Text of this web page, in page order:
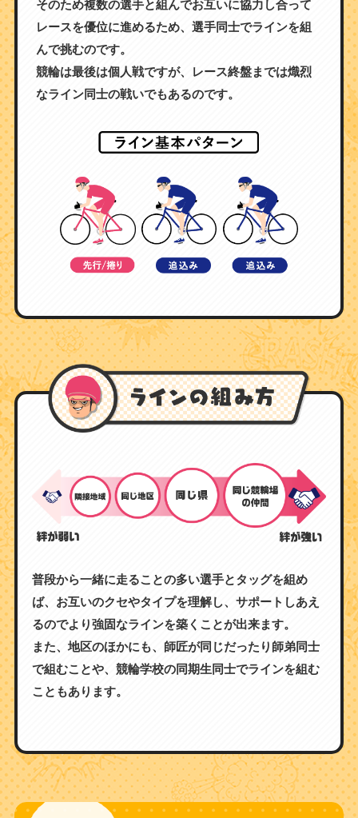
そのため複数の選手と組んでお互いに協力し合って
レースを優位に進めるため、選手同士でラインを組
んで挑むのです。
競輪は最後は個人戦ですが、レース終盤までは熾烈
なライン同士の戦いでもあるのです。
普段から一緒に走ることの多い選手とタッグを組め
ば、お互いのクセやタイプを理解し、サポートしあえ
るのでより強固なラインを築くことが出来ます。
また、地区のほかにも、師匠が同じだったり師弟同士
で組むことや、競輪学校の同期生同士でラインを組む
こともあります。